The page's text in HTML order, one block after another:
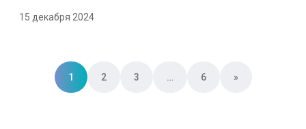
15 декабря 2024
Posts navigation
1 2 3 … 6 »